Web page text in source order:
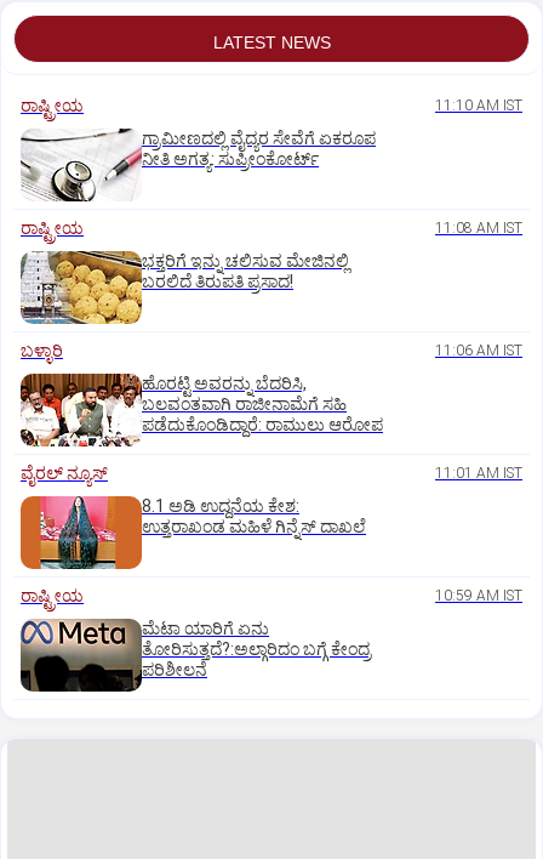
LATEST NEWS
ರಾಷ್ಟ್ರೀಯ 11:10 AM IST
ಗ್ರಾಮೀಣದಲ್ಲಿ ವೈದ್ಯರ ಸೇವೆಗೆ ಏಕರೂಪ
ನೀತಿ ಅಗತ್ಯ: ಸುಪ್ರೀಂಕೋರ್ಟ್‌
ರಾಷ್ಟ್ರೀಯ 11:08 AM IST
ಭಕ್ತರಿಗೆ ಇನ್ನು ಚಲಿಸುವ ಮೇಜಿನಲ್ಲಿ
ಬರಲಿದೆ ತಿರುಪತಿ ಪ್ರಸಾದ!
ಬಳ್ಳಾರಿ 11:06 AM IST
ಹೊರಟ್ಟಿ ಅವರನ್ನು ಬೆದರಿಸಿ,
ಬಲವಂತವಾಗಿ ರಾಜೀನಾಮೆಗೆ ಸಹಿ
ಪಡೆದುಕೊಂಡಿದ್ದಾರೆ: ರಾಮುಲು ಆರೋಪ
ವೈರಲ್ ನ್ಯೂಸ್ 11:01 AM IST
8.1 ಅಡಿ ಉದ್ದನೆಯ ಕೇಶ:
ಉತ್ತರಾಖಂಡ ಮಹಿಳೆ ಗಿನ್ನೆಸ್‌ ದಾಖಲೆ
ರಾಷ್ಟ್ರೀಯ 10:59 AM IST
ಮೆಟಾ ಯಾರಿಗೆ ಏನು
ತೋರಿಸುತ್ತದೆ?:ಅಲ್ಗಾರಿದಂ ಬಗ್ಗೆ ಕೇಂದ್ರ
ಪರಿಶೀಲನೆ